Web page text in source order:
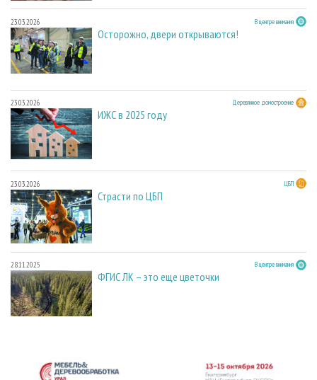
23.03.2026 В центре внимания
Осторожно, двери открываются!
23.03.2026 Деревянное домостроение
ИЖС в 2025 году
23.03.2026 ЦБП
Страсти по ЦБП
28.11.2025 В центре внимания
ФГИС ЛК – это еще цветочки